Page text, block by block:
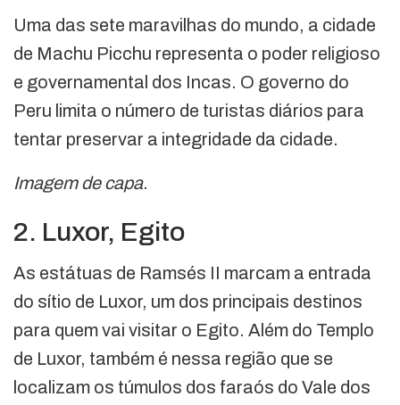
Uma das sete maravilhas do mundo, a cidade
de Machu Picchu representa o poder religioso
e governamental dos Incas. O governo do
Peru limita o número de turistas diários para
tentar preservar a integridade da cidade.
Imagem de capa.
2. Luxor, Egito
As estátuas de Ramsés II marcam a entrada
do sítio de Luxor, um dos principais destinos
para quem vai visitar o Egito. Além do Templo
de Luxor, também é nessa região que se
localizam os túmulos dos faraós do Vale dos